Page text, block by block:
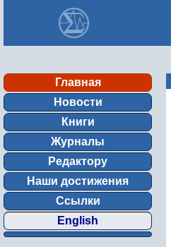
Главная
Новости
Книги
Журналы
Редактору
Наши достижения
Ссылки
English